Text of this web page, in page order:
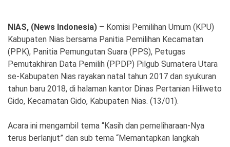
Teknologi
SosBud
Sosial Budaya
Wisata
Ekonomi Olahraga
Indeks
NIAS, (News Indonesia) – Komisi Pemilihan Umum (KPU)
Kabupaten Nias bersama Panitia Pemilihan Kecamatan
(PPK), Panitia Pemungutan Suara (PPS), Petugas
Pemutakhiran Data Pemilih (PPDP) Pilgub Sumatera Utara
se-Kabupaten Nias rayakan natal tahun 2017 dan syukuran
tahun baru 2018, di halaman kantor Dinas Pertanian Hiliweto
Gido, Kecamatan Gido, Kabupaten Nias. (13/01).
Acara ini mengambil tema “Kasih dan pemeliharaan-Nya
terus berlanjut” dan sub tema “Memantapkan langkah